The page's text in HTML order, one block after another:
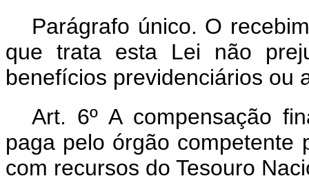
Parágrafo único. O
que trata esta Lei não
benefícios previdenciários ou
Art. 6º A compensação
paga pelo órgão competente
com recursos do Tesouro